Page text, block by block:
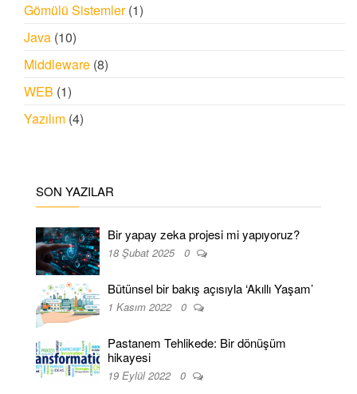
Gömülü Sistemler(1)
Java (10)
Middleware (8)
WEB (1)
Yazılım (4)
SON YAZILAR
Bir yapay zeka projesi mi yapıyoruz?
18 Şubat 2025 0
Bütünsel bir bakış açısıyla ‘Akıllı Yaşam’
1 Kasım 2022 0
Pastanem Tehlikede: Bir dönüşüm
hikayesi
19 Eylül 2022 0